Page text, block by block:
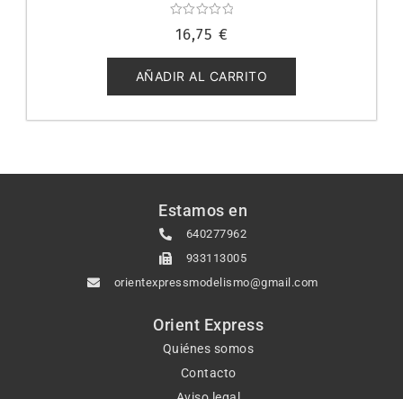
con
de
5
16,75 €
AÑADIR AL CARRITO
Estamos en
640277962
933113005
orientexpressmodelismo@gmail.com
Orient Express
Quiénes somos
Contacto